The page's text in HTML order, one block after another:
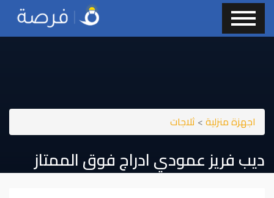
اجهزة منزلية> ثلاجات
ديب فريز عمودي ادراج فوق الممتاز